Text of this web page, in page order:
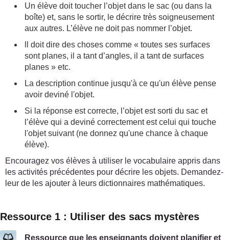
Un élève doit toucher l’objet dans le sac (ou dans la
boîte) et, sans le sortir, le décrire très soigneusement
aux autres. L’élève ne doit pas nommer l’objet.
ll doit dire des choses comme « toutes ses surfaces
sont planes, il a tant d’angles, il a tant de surfaces
planes » etc.
La description continue jusqu'à ce qu'un élève pense
avoir deviné l'objet.
Si la réponse est correcte, l’objet est sorti du sac et
l’élève qui a deviné correctement est celui qui touche
l'objet suivant (ne donnez qu'une chance à chaque
élève).
Encouragez vos élèves à utiliser le vocabulaire appris dans
les activités précédentes pour décrire les objets. Demandez-
leur de les ajouter à leurs dictionnaires mathématiques.
Ressource 1 : Utiliser des sacs mystères
Ressource que les enseignants doivent planifier et